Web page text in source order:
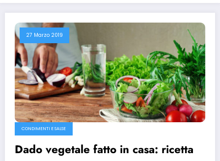
27 Marzo 2019
CONDIMENTI E SALSE
Dado vegetale fatto in casa: ricetta